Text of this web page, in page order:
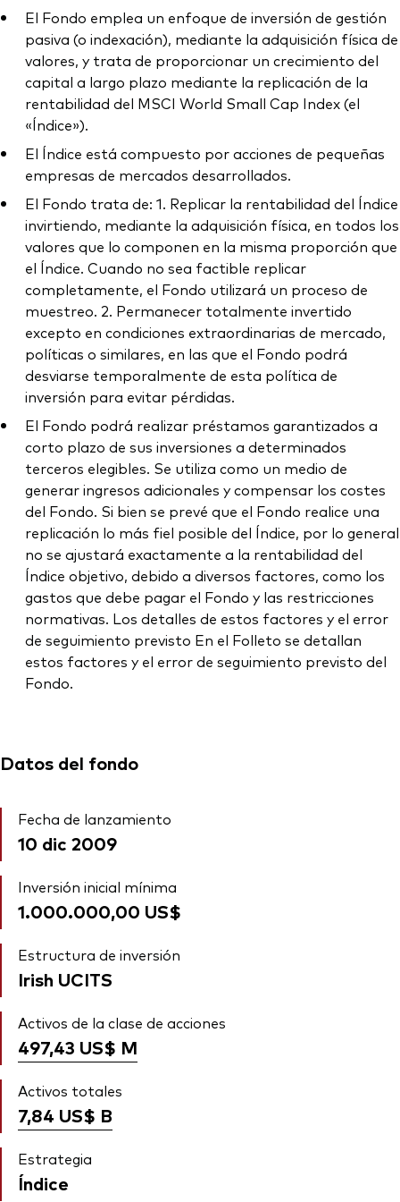
El Fondo emplea un enfoque de inversión de gestión
pasiva (o indexación), mediante la adquisición física de
valores, y trata de proporcionar un crecimiento del
capital a largo plazo mediante la replicación de la
rentabilidad del MSCI World Small Cap Index (el
«Índice»).
El Índice está compuesto por acciones de pequeñas
empresas de mercados desarrollados.
El Fondo trata de: 1. Replicar la rentabilidad del Índice
invirtiendo, mediante la adquisición física, en todos los
valores que lo componen en la misma proporción que
el Índice. Cuando no sea factible replicar
completamente, el Fondo utilizará un proceso de
muestreo. 2. Permanecer totalmente invertido
excepto en condiciones extraordinarias de mercado,
políticas o similares, en las que el Fondo podrá
desviarse temporalmente de esta política de
inversión para evitar pérdidas.
El Fondo podrá realizar préstamos garantizados a
corto plazo de sus inversiones a determinados
terceros elegibles. Se utiliza como un medio de
generar ingresos adicionales y compensar los costes
del Fondo. Si bien se prevé que el Fondo realice una
replicación lo más fiel posible del Índice, por lo general
no se ajustará exactamente a la rentabilidad del
Índice objetivo, debido a diversos factores, como los
gastos que debe pagar el Fondo y las restricciones
normativas. Los detalles de estos factores y el error
de seguimiento previsto En el Folleto se detallan
estos factores y el error de seguimiento previsto del
Fondo.
Datos del fondo
Fecha de lanzamiento
10 dic 2009
Inversión inicial mínima
1.000.000,00 US$
Estructura de inversión
Irish UCITS
Activos de la clase de acciones
497,43 US$ M
Activos totales
7,84 US$ B
Estrategia
Índice